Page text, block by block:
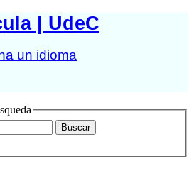
| UdeC
un idioma